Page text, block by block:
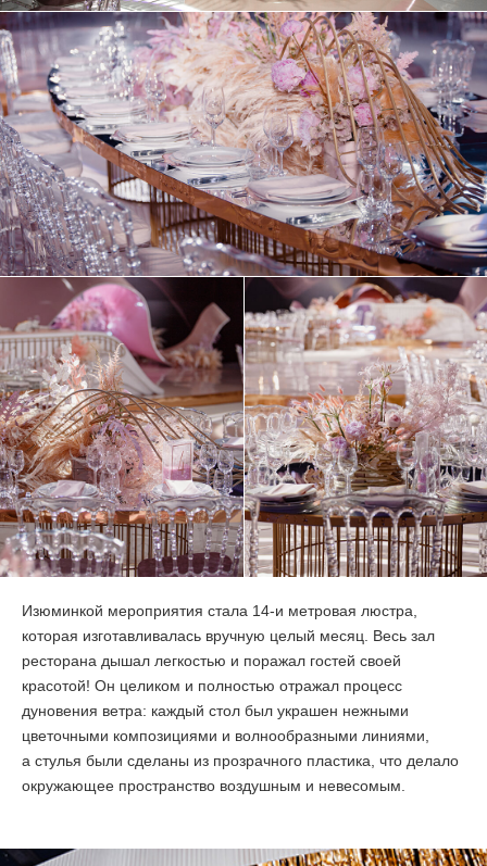
Изюминкой мероприятия стала 14-и метровая люстра,
которая изготавливалась вручную целый месяц. Весь зал
ресторана дышал легкостью и поражал гостей своей
красотой! Он целиком и полностью отражал процесс
дуновения ветра: каждый стол был украшен нежными
цветочными композициями и волнообразными линиями,
а стулья были сделаны из прозрачного пластика, что делало
окружающее пространство воздушным и невесомым.